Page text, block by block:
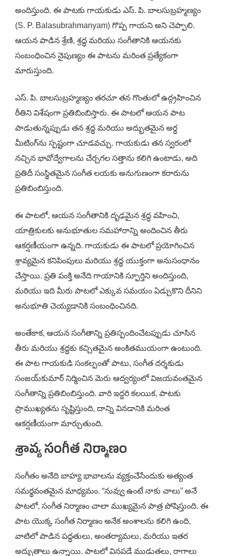
అందిస్తుంది. ఈ పాటకు గాయకుడు ఎస్. పి. బాలసుబ్రహ్మణ్యం
(S. P. Balasubrahmanyam) గొప్ప గాయని అని చెప్పాలి.
ఆయన పాడిన శ్రేణి, శ్రద్ధ మరియు సంగీతానికి ఆయనకు
సంబంధించిన నైపుణ్యం ఈ పాటను మరింత ప్రత్యేకంగా
మారుస్తుంది.
ఎస్. పి. బాలసుబ్రహ్మణ్యం తరచూ తన గొంతులో ఉద్గ్రహించిన
రీతిని విశేషంగా ప్రతిబింబిస్తారు. ఈ పాటలో ఆయన పాట
పాడుతున్నప్పుడు తన శ్రద్ధ మరియు అద్భుతమైన అర్ధ
మీటింగ్‌ను స్పష్టంగా చూడవచ్చు. గాయకుడు తన స్వరంలో
నచ్చిన భావోద్వేగాలను చేర్చగల సత్తాను కలిగి ఉంటాడు, అది
ప్రతిదీ సంస్థితమైన సంగీత లయకు అనుగుణంగా కరారును
ప్రతిబింబిస్తుంది.
ఈ పాటలో, ఆయన సంగీతానికి దృఢమైన శ్రద్ధ వహించి,
యాత్రికులకు అనుభూతుల సమహారాన్ని అందించిన తీరు
ఆకర్షణీయంగా ఉన్నది. గాయకుడు ఈ పాటలో ప్రయోగించిన
శ్రావ్యమైన కనిపింపులు మరియు శ్రద్ధ యుక్తంగా అనుసంధానం
చేస్తాయి. ప్రతి పంక్తి అనేది గాయానికి స్ఫూర్తిని అందిస్తుంది,
మరియు ఇది మీరు పాటలో ఎక్కువ సమయం ఏడ్చుకొని దీనిని
అనుభూతి చెయ్యడానికి సంబంధించినది.
అంతేకాక, ఆయన సంగీతాన్ని ప్రతిస్పందించేటప్పుడు చూసిన
తీరు మరియు శ్రద్ధకు కచ్చితమైన అంకితముయంగా ఉంటుంది.
ఈ పాట గాయకుడి సంకల్పంతో పాటు, సంగీత దర్శకుడు
సంజయ్‌కుమార్ నిర్మించిన మెరు ఆద్వర్యంలో విజయవంతమైన
సంగీతాన్ని ప్రతిబింబిస్తుంది. వారి ఇద్దరి కలయిక, పాటకు
ప్రాముఖ్యతను సృష్టిస్తుంది, దాన్ని వినడానికి మరింత
ఆకర్షణీయంగా మార్చుతుంది.
శ్రావ్య సంగీత నిర్మాణం
సంగీతం అనేది బాహ్య భావాలను వ్యక్తంచేసేందుకు అత్యంత
సమర్థవంతమైన మాధ్యమం. “నువ్వు ఉంటే నాకు చాలు” అనే
పాటలో, సంగీత నిర్మాణం చాలా ముఖ్యమైన పాత్ర పోషిస్తుంది. ఈ
పాట యొక్క సంగీత నిర్మాణం అనేక అంశాలను కలిగి ఉంది,
వాటిలో పాడిన పద్ధతులు, అంతర్యామలు, మరియు ఇతర
అద్భుతాలు ఉన్నాయి. పాటలో వినపడే ముడుతలు, రాగాలు